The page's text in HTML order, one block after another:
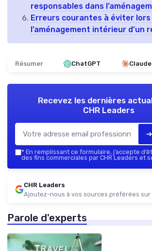
responsables dans
Erreurs courantes à éviter lors
l’aménagement intérieur d’un
Résumer ChatGPT Claude
Recevez les dernières
CHR Leaders
➔
* En remplissant ce formulaire, j’accepte
des fins commerciales par CHR Leaders et
CHR Leaders
Ajoutez-nous à vos sources préférées sur
Parole d'experts